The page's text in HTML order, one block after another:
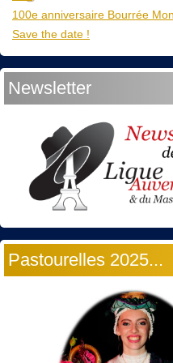
100e anniversaire Bourrée
Save the date !
Newsletter
Pastourelles 2025...